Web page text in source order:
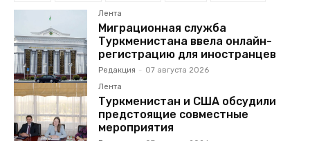
Лента
Миграционная служба
Туркменистана ввела онлайн-
регистрацию для иностранцев
Редакция - 07 августа 2026
Лента
Туркменистан и США обсудили
предстоящие совместные
мероприятия